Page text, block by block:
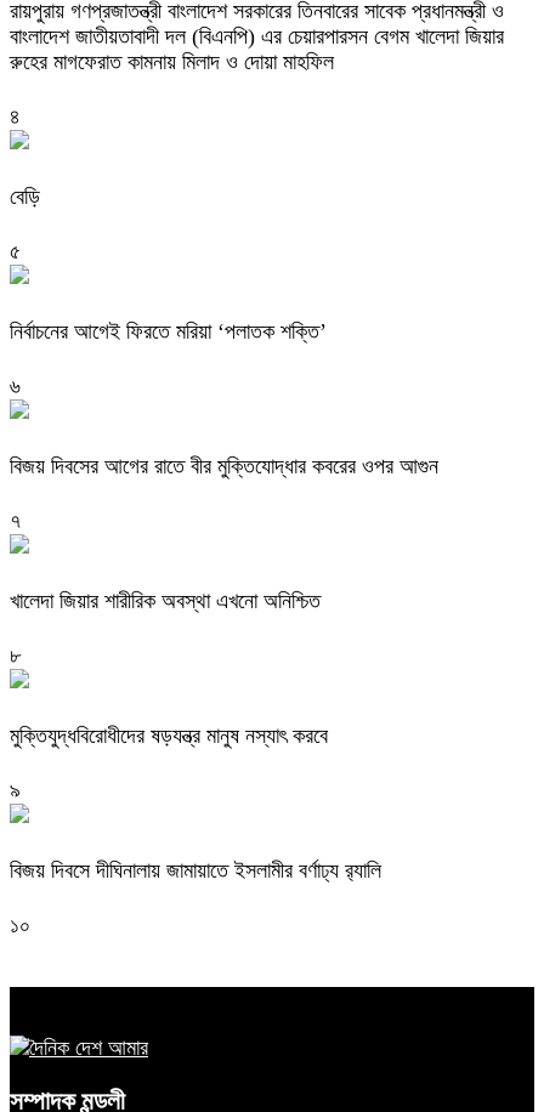
রায়পুরায় গণপ্রজাতন্ত্রী বাংলাদেশ সরকারের তিনবারের সাবেক প্রধানমন্ত্রী ও
বাংলাদেশ জাতীয়তাবাদী দল (বিএনপি) এর চেয়ারপারসন বেগম খালেদা জিয়ার
রুহের মাগফেরাত কামনায় মিলাদ ও দোয়া মাহফিল
৪
বেড়ি
৫
নির্বাচনের আগেই ফিরতে মরিয়া ‘পলাতক শক্তি’
৬
বিজয় দিবসের আগের রাতে বীর মুক্তিযোদ্ধার কবরের ওপর আগুন
৭
খালেদা জিয়ার শারীরিক অবস্থা এখনো অনিশ্চিত
৮
মুক্তিযুদ্ধবিরোধীদের ষড়যন্ত্র মানুষ নস্যাৎ করবে
৯
বিজয় দিবসে দীঘিনালায় জামায়াতে ইসলামীর বর্ণাঢ্য র‍্যালি
১০
সম্পাদক মন্ডলী